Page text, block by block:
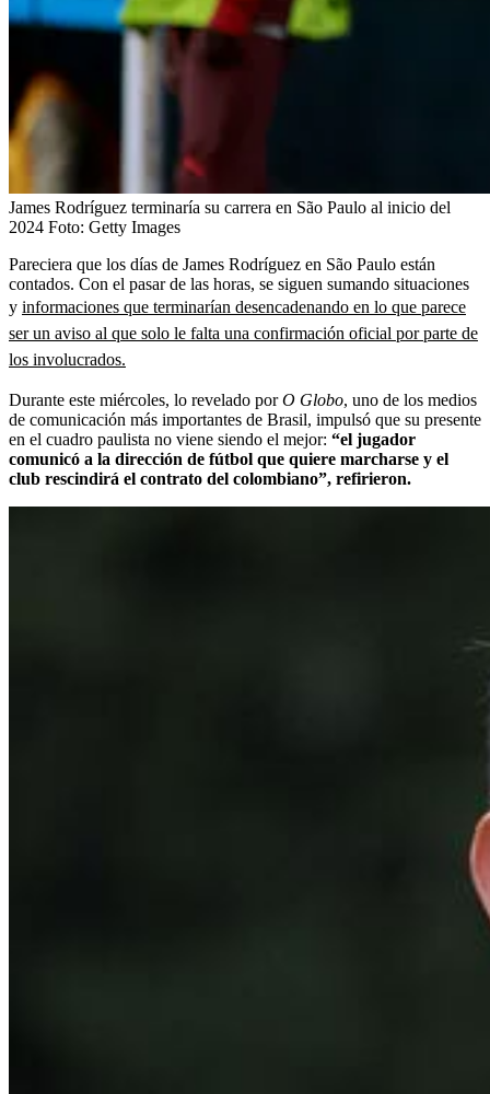
James Rodríguez terminaría su carrera en São Paulo al inicio del
2024 Foto: Getty Images
Pareciera que los días de James Rodríguez en São Paulo están
contados. Con el pasar de las horas, se siguen sumando situaciones
y informaciones que terminarían desencadenando en lo que parece
ser un aviso al que solo le falta una confirmación oficial por parte de
los involucrados.
Durante este miércoles, lo revelado porO Globo, uno de los medios
de comunicación más importantes de Brasil, impulsó que su presente
en el cuadro paulista no viene siendo el mejor: “el jugador
comunicó a la dirección de fútbol que quiere marcharse y el
club rescindirá el contrato del colombiano”, refirieron.